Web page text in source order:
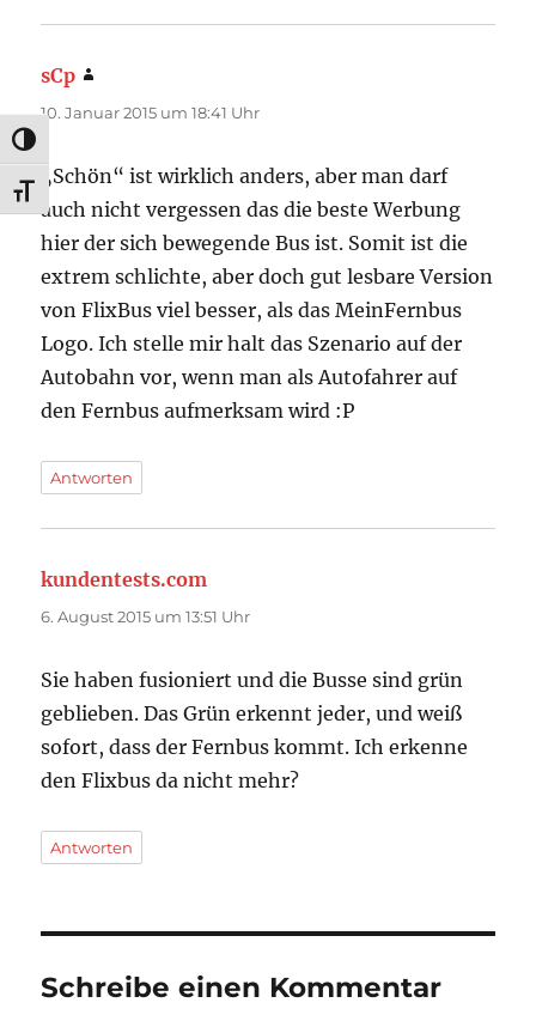
UMSCHALTEN AUF HOHE KONTRASTE
SCHRIFT VERGRÖSSERN
sCp
10. Januar 2015 um 18:41 Uhr
„Schön“ ist wirklich anders, aber man darf
auch nicht vergessen das die beste Werbung
hier der sich bewegende Bus ist. Somit ist die
extrem schlichte, aber doch gut lesbare Version
von FlixBus viel besser, als das MeinFernbus
Logo. Ich stelle mir halt das Szenario auf der
Autobahn vor, wenn man als Autofahrer auf
den Fernbus aufmerksam wird :P
Antworten
kundentests.com
6. August 2015 um 13:51 Uhr
Sie haben fusioniert und die Busse sind grün
geblieben. Das Grün erkennt jeder, und weiß
sofort, dass der Fernbus kommt. Ich erkenne
den Flixbus da nicht mehr?
Antworten
Schreibe einen Kommentar